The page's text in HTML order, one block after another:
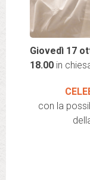
Giovedì 17
18.00 in
con la